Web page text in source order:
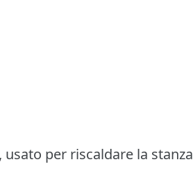
per riscaldare la stanza